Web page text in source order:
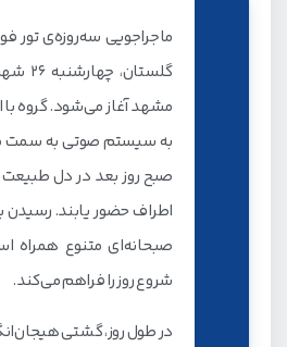
ماجراجویی سه‌روزه‌ی تور
مشهد آغاز می‌شود. گروه
به سیستم صوتی به سمت
صبح روز بعد در دل طبیعت
اطراف حضور یابند.
صبحانه‌ای متنوع همراه
شروع روز را فراهم می‌کند.
در طول روز، گشتی